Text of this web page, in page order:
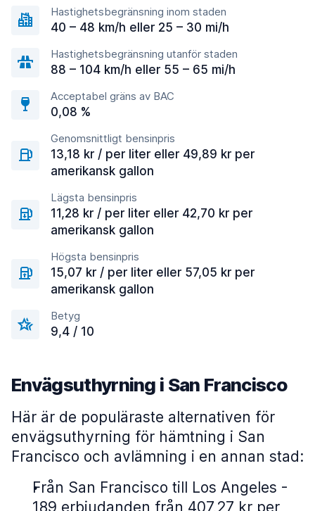
Hastighetsbegränsning inom staden
40 – 48 km/h eller 25 – 30 mi/h
Hastighetsbegränsning utanför staden
88 – 104 km/h eller 55 – 65 mi/h
Acceptabel gräns av BAC
0,08 %
Genomsnittligt bensinpris
13,18 kr / per liter eller 49,89 kr per
amerikansk gallon
Lägsta bensinpris
11,28 kr / per liter eller 42,70 kr per
amerikansk gallon
Högsta bensinpris
15,07 kr / per liter eller 57,05 kr per
amerikansk gallon
Betyg
9,4 / 10
Envägsuthyrning i San Francisco
Här är de populäraste alternativen för
envägsuthyrning för hämtning i San
Francisco och avlämning i en annan stad:
Från San Francisco till Los Angeles -
189 erbjudanden från 407,27 kr per